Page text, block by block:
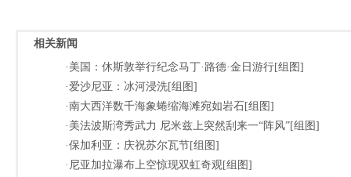
相关新闻
·美国：休斯敦举行纪念马丁·路德·金日游行[组图]
·爱沙尼亚：冰河浸洗[组图]
·南大西洋数千海象蜷缩海滩宛如岩石[组图]
·美法波斯湾秀武力 尼米兹上突然刮来一“阵风”[组图]
·保加利亚：庆祝苏尔瓦节[组图]
·尼亚加拉瀑布上空惊现双虹奇观[组图]